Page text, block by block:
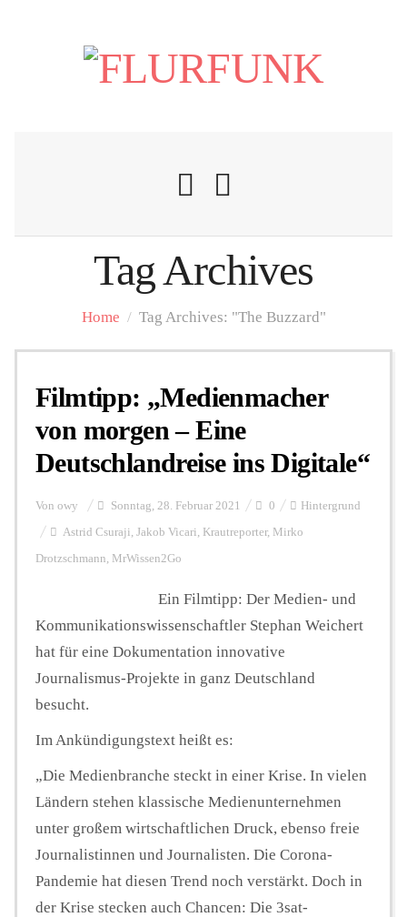
Nachrichten
Flurschelte
Personalien
Hintergrund
FUNKTURM-Beiträge
Podcast
Seminare
Unterstützen
Tag Archives
Home / Tag Archives: "The Buzzard"
Filmtipp: „Medienmacher
von morgen – Eine
Deutschlandreise ins Digitale“
Von owy Sonntag, 28. Februar 2021 0 Hintergrund
Astrid Csuraji, Jakob Vicari, Krautreporter, Mirko
Drotzschmann, MrWissen2Go
Ein Filmtipp: Der Medien- und
Kommunikationswissenschaftler Stephan Weichert
hat für eine Dokumentation innovative
Journalismus-Projekte in ganz Deutschland
besucht.
Im Ankündigungstext heißt es:
„Die Medienbranche steckt in einer Krise. In vielen
Ländern stehen klassische Medienunternehmen
unter großem wirtschaftlichen Druck, ebenso freie
Journalistinnen und Journalisten. Die Corona-
Pandemie hat diesen Trend noch verstärkt. Doch in
der Krise stecken auch Chancen: Die 3sat-